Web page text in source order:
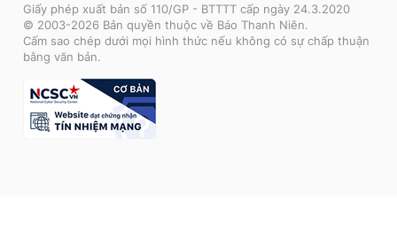
Giấy phép xuất bản số 110/GP - BTTTT cấp ngày 24.3.2020
© 2003-2026 Bản quyền thuộc về Báo Thanh Niên.
Cấm sao chép dưới mọi hình thức nếu không có sự chấp thuận
bằng văn bản.